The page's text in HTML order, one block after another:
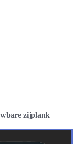
zijplank